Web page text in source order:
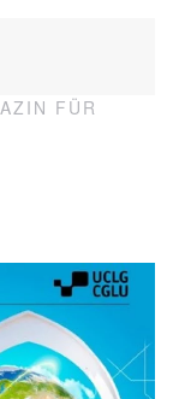
FÜR